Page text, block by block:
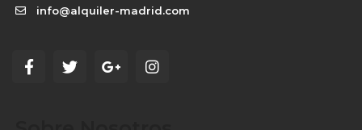
info@alquiler-madrid.com